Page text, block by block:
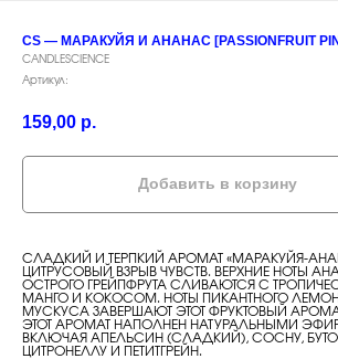
CS — МАРАКУЙЯ И АНАНАС [PASSIONFRUIT
CANDLESCIENCE
Артикул:
159,00 р.
Добавить в корзину
СЛАДКИЙ И ТЕРПКИЙ АРОМАТ «МАРАКУЙЯ-
ЦИТРУСОВЫЙ ВЗРЫВ ЧУВСТВ. ВЕРХНИЕ НОТЫ
ОСТРОГО ГРЕЙПФРУТА СЛИВАЮТСЯ С
МАНГО И КОКОСОМ. НОТЫ ПИКАНТНОГО
МУСКУСА ЗАВЕРШАЮТ ЭТОТ ФРУКТОВЫЙ
ЭТОТ АРОМАТ НАПОЛНЕН НАТУРАЛЬНЫМИ
ВКЛЮЧАЯ АПЕЛЬСИН (СЛАДКИЙ), СОСНУ,
ЦИТРОНЕЛЛУ И ПЕТИТГРЕЙН.